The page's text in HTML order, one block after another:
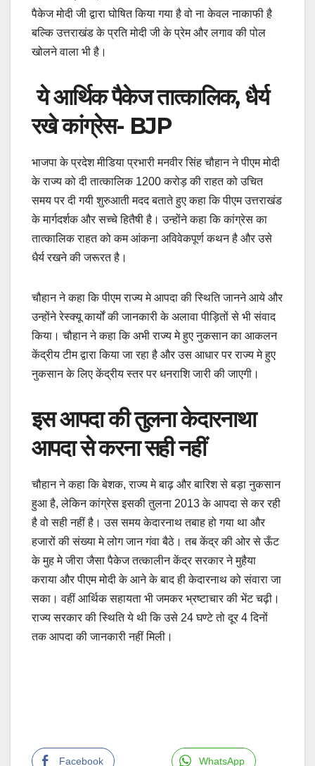
पैकेज मोदी जी द्वारा घोषित किया गया है वो ना केवल नाकाफी है
बल्कि उत्तराखंड के प्रति मोदी जी के प्रेम और लगाव की पोल
खोलने वाला भी है।
ये आर्थिक पैकेज तात्कालिक, धैर्य
रखे कांग्रेस- BJP
भाजपा के प्रदेश मीडिया प्रभारी मनवीर सिंह चौहान ने पीएम मोदी
के राज्य को दी तात्कालिक 1200 करोड़ की राहत को उचित
समय पर दी गयी शुरुआती मदद बताते हुए कहा कि पीएम उत्तराखंड
के मार्गदर्शक और सच्चे हितैषी है। उन्होंने कहा कि कांग्रेस का
तात्कालिक राहत को कम आंकना अविवेकपूर्ण कथन है और उसे
धैर्य रखने की जरूरत है।
चौहान ने कहा कि पीएम राज्य मे आपदा की स्थिति जानने आये और
उन्होंने रेस्क्यू कार्यों की जानकारी के अलावा पीड़ितों से भी संवाद
किया। चौहान ने कहा कि अभी राज्य मे हुए नुकसान का आकलन
केंद्रीय टीम द्वारा किया जा रहा है और उस आधार पर राज्य मे हुए
नुकसान के लिए केंद्रीय स्तर पर धनराशि जारी की जाएगी।
इस आपदा की तुलना केदारनाथा
आपदा से करना सही नहीं
चौहान ने कहा कि बेशक, राज्य मे बाढ़ और बारिश से बड़ा नुकसान
हुआ है, लेकिन कांग्रेस इसकी तुलना 2013 के आपदा से कर रही
है वो सही नहीं है। उस समय केदारनाथ तबाह हो गया था और
हजारों की संख्या मे लोग जान गंवा बैठे। तब केंद्र की ओर से ऊँट
के मुह मे जीरा जैसा पैकेज तत्कालीन केंद्र सरकार ने मुहैया
कराया और पीएम मोदी के आने के बाद ही केदारनाथ को संवारा जा
सका। वहीं आर्थिक सहायता भी जमकर भ्रष्टाचार की भेंट चढ़ी।
राज्य सरकार की स्थिति ये थी कि उसे 24 घण्टे तो दूर 4 दिनों
तक आपदा की जानकारी नहीं मिली।
Facebook WhatsApp